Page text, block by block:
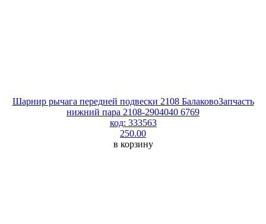
Шарнир рычага передней подвески 2108 БалаковоЗапчасть
нижний пара 2108-2904040 6769
код: 333563
250.00
в корзину